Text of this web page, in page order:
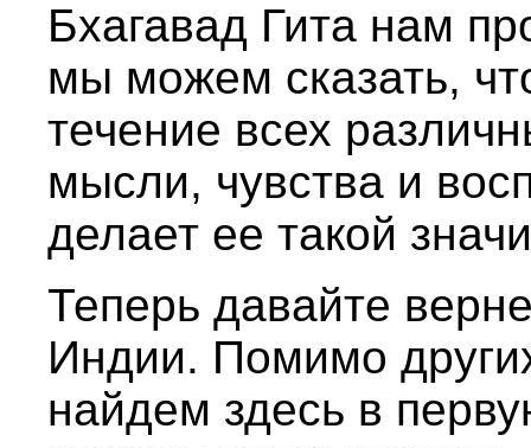
Бхагавад Гита нам
мы можем сказать,
течение всех
мысли, чувства и
делает ее такой
Теперь давайте
Индии. Помимо
найдем здесь в